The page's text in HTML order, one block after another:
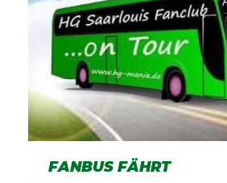
FANBUS FÄHRT